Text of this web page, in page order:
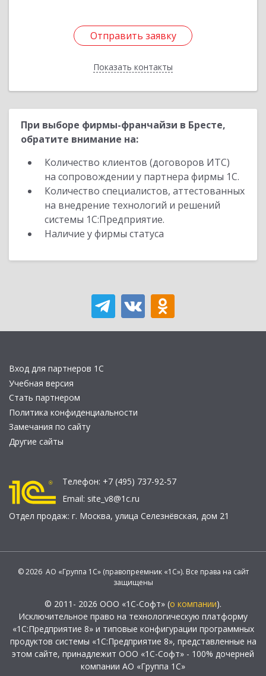
Отправить заявку
Показать контакты
Отправить заявку
Назад
При выборе фирмы-франчайзи в Бресте,
обратите внимание на:
Количество клиентов (договоров ИТС)
на сопровождении у партнера фирмы 1С.
Количество специалистов, аттестованных
на внедрение технологий и решений
системы 1С:Предприятие.
Наличие у фирмы статуса
Вход для партнеров 1С
Учебная версия
Стать партнером
Политика конфиденциальности
Замечания по сайту
Другие сайты
Телефон: +7 (495) 737-92-57
Email: site_v8@1c.ru
Отдел продаж: г. Москва, улица Селезнёвская, дом 21
© 2026 АО «Группа 1С» (правопреемник «1С»). Все права на сайт
защищены
© 2011- 2026 ООО «1С-Софт» (о компании).
Исключительное право на технологическую платформу
«1С:Предприятие 8» и типовые конфигурации программных
продуктов системы «1С:Предприятие 8», представленные на
этом сайте, принадлежит ООО «1С-Софт» - 100% дочерней
компании АО «Группа 1С»